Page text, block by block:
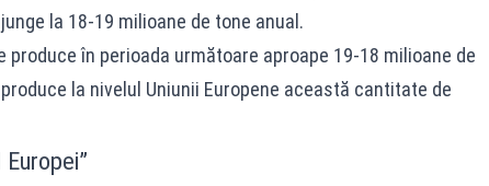
la 18-19 milioane de tone anual.
produce în perioada următoare aproape 19-18 milioane de
la nivelul Uniunii Europene această cantitate de